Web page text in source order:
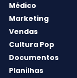
Médico
Marketing
Vendas
Cultura Pop
Documentos
Planilhas